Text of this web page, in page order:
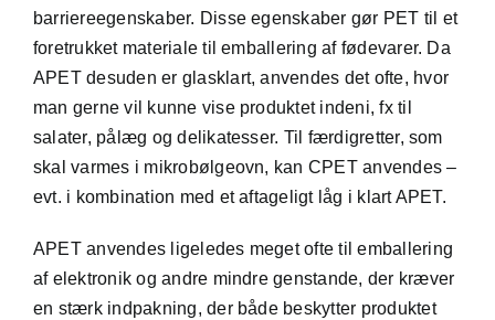
barriereegenskaber. Disse egenskaber gør PET til et
foretrukket materiale til emballering af fødevarer. Da
APET desuden er glasklart, anvendes det ofte, hvor
man gerne vil kunne vise produktet indeni, fx til
salater, pålæg og delikatesser. Til færdigretter, som
skal varmes i mikrobølgeovn, kan CPET anvendes –
evt. i kombination med et aftageligt låg i klart APET.
APET anvendes ligeledes meget ofte til emballering
af elektronik og andre mindre genstande, der kræver
en stærk indpakning, der både beskytter produktet